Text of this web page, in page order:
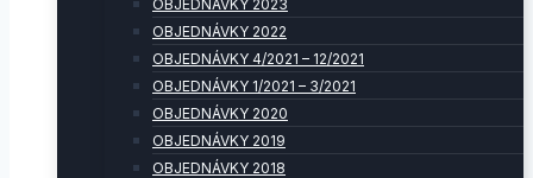
OBJEDNÁVKY 2023
OBJEDNÁVKY 2022
OBJEDNÁVKY 4/2021 – 12/2021
OBJEDNÁVKY 1/2021 – 3/2021
OBJEDNÁVKY 2020
OBJEDNÁVKY 2019
OBJEDNÁVKY 2018